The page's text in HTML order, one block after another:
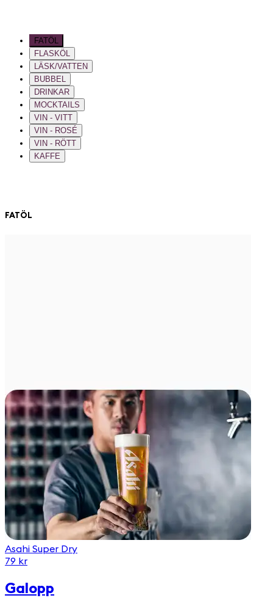
FATÖL
FLASKÖL
LÄSK/VATTEN
BUBBEL
DRINKAR
MOCKTAILS
VIN - VITT
VIN - ROSÉ
VIN - RÖTT
KAFFE
FATÖL
Asahi Super Dry
79 kr
Galopp